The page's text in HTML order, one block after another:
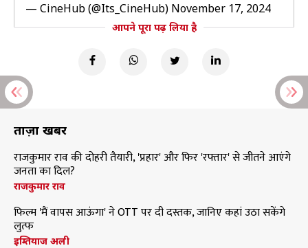
— CineHub (@Its_CineHub) November 17, 2024
आपने पूरा पढ़ लिया है
ताज़ा खबरें
राजकुमार राव की दोहरी तैयारी, 'प्रहार' और फिर 'रफ्तार' से जीतने आएंगे
जनता का दिल?
राजकुमार राव
फिल्म 'मैं वापस आऊंगा' ने OTT पर दी दस्तक, जानिए कहां उठा सकेंगे
लुत्फ
इम्तियाज अली